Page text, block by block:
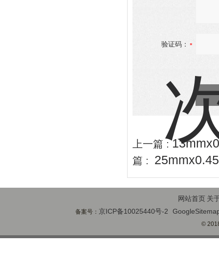
验证码：
上一篇 :
篇 :
网站首页 关
备案号： 京ICP备10025440号-2
©